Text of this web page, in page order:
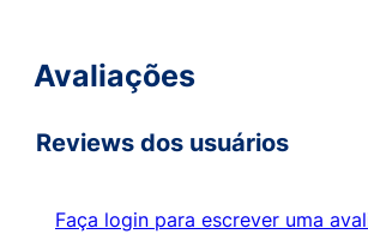
Avaliações
Reviews dos usuários
Faça login para escrever uma